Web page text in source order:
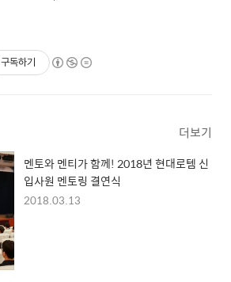
구독하기
더보기
멘토와 멘티가 함께! 2018년 현대로템 신
입사원 멘토링 결연식
2018.03.13